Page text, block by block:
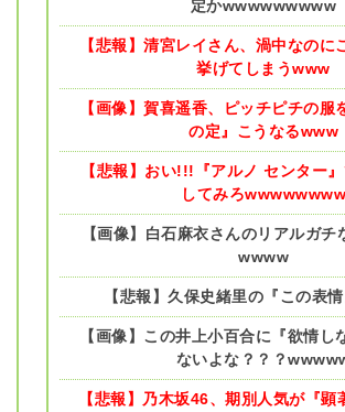
定かwwwwwwwww
【悲報】清宮レイさん、渦中なのに
挙げてしまうwww
【画像】賀喜遥香、ピッチピチの服
の定』こうなるwww
【悲報】おい!!!『アルノ センター
してみろwwwwwwww
【画像】白石麻衣さんのリアルガ
wwww
【悲報】久保史緒里の『この表
【画像】この井上小百合に『欲情し
ないよな？？？
【悲報】乃木坂46、期別人気が『顕